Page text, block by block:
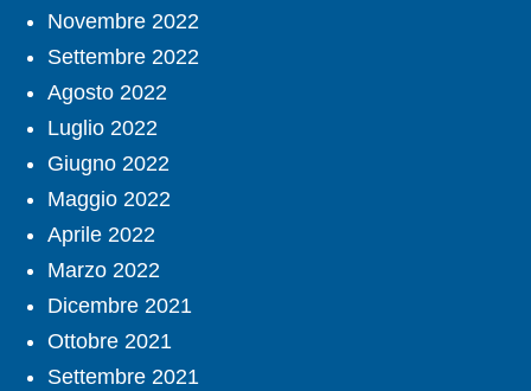
Novembre 2022
Settembre 2022
Agosto 2022
Luglio 2022
Giugno 2022
Maggio 2022
Aprile 2022
Marzo 2022
Dicembre 2021
Ottobre 2021
Settembre 2021